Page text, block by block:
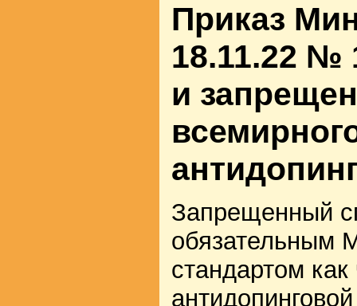
Приказ
18.11.22 №
и
Запрещенный
обязательным
стандартом